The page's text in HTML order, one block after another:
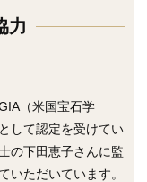
力
（米国宝石学
して認定を受けてい
の下田恵子さんに監
いただいています。